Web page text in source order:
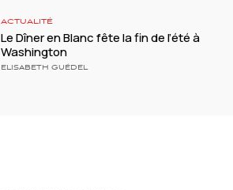
ACTUALITÉ
Le Dîner en Blanc fête la fin de l’été à
Washington
ELISABETH GUÉDEL